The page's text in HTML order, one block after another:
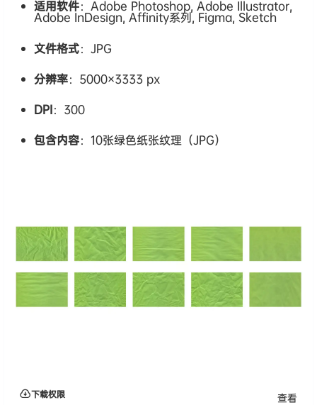
适用软件：Adobe Photoshop, Adobe Illustrator,
Adobe InDesign, Affinity系列, Figma, Sketch
文件格式：JPG
分辨率：5000×3333 px
DPI：300
包含内容：10张绿色纸张纹理（JPG）
下载权限 查看